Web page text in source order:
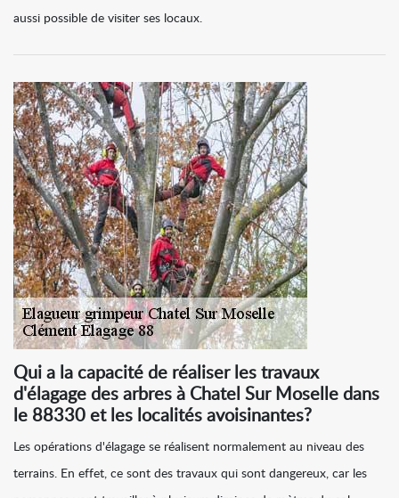
aussi possible de visiter ses locaux.
Qui a la capacité de réaliser les travaux
d'élagage des arbres à Chatel Sur Moselle dans
le 88330 et les localités avoisinantes?
Les opérations d'élagage se réalisent normalement au niveau des
terrains. En effet, ce sont des travaux qui sont dangereux, car les